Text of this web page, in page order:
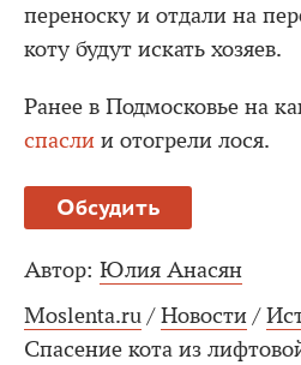
переноску и отдали на
коту будут искать хозяев.
Ранее в Подмосковье на
спасли и отогрели лося.
Обсудить
Автор: Юлия Анасян
Moslenta.ru / Новости /
Спасение кота из